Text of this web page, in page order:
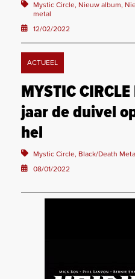
Mystic Circle, Nieuw album,
metal
12/02/2022
ACTUEEL
MYSTIC
jaar de duivel
hel
Mystic Circle, Black/Death
08/01/2022